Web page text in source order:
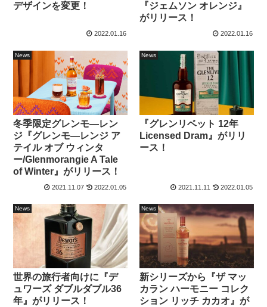
デザインを変更！
2022.01.16
『ジェムソン オレンジ』
がリリース！
2022.01.16
News
冬季限定グレンモ―レン
ジ『グレンモ―レンジ ア
テイル オブ ウィンタ
ー/Glenmorangie A Tale
of Winter』がリリース！
2021.11.07 2022.01.05
News
『グレンリベット 12年
Licensed Dram』がリリ
ース！
2021.11.11 2022.01.05
News
世界の旅行者向けに『デ
ュワーズ ダブルダブル36
年』がリリース！
News
新シリーズから『ザ マッ
カラン ハーモニー コレク
ション リッチ カカオ』が